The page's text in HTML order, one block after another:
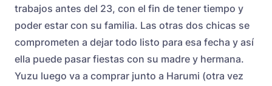
trabajos antes del 23, con el fin de tener tiempo y
poder estar con su familia. Las otras dos chicas se
comprometen a dejar todo listo para esa fecha y así
ella puede pasar fiestas con su madre y hermana.
Yuzu luego va a comprar junto a Harumi (otra vez